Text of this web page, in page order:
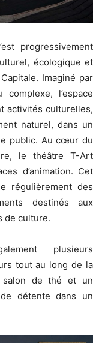
progressivement
écologique et
Imaginé par
l’espace
activités culturelles,
naturel, dans un
public. Au cœur du
le théâtre T-Art
d’animation. Cet
régulièrement des
destinés aux
de culture.
plusieurs
tout au long de la
salon de thé et un
détente dans un